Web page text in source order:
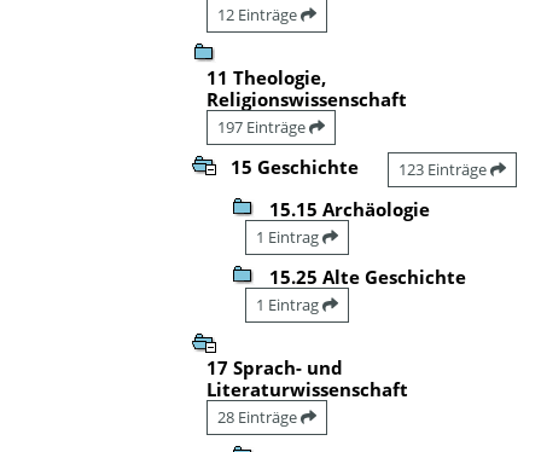
12 Einträge
11 Theologie,
Religionswissenschaft
197 Einträge
15 Geschichte 123 Einträge
15.15 Archäologie
1 Eintrag
15.25 Alte Geschichte
1 Eintrag
17 Sprach- und
Literaturwissenschaft
28 Einträge